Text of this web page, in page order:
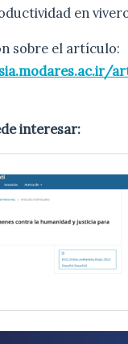
en
sobre el artículo:
interesar: